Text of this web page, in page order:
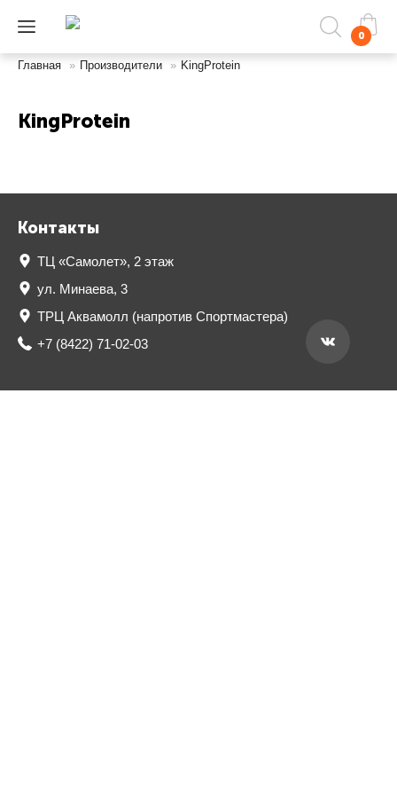
0
Главная » Производители » KingProtein
KingProtein
Контакты
ТЦ «Самолет», 2 этаж
ул. Минаева, 3
ТРЦ Аквамолл (напротив Спортмастера)
+7 (8422) 71-02-03